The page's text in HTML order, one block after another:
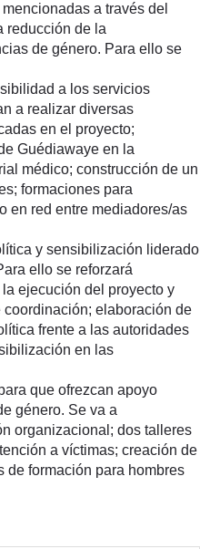
a través del
reducción de la
de género. Para ello se
a los servicios
a realizar diversas
en el proyecto;
Guédiawaye en la
médico; construcción de un
formaciones para
en red entre mediadores/as
y sensibilización liderado
ello se reforzará
ejecución del proyecto y
elaboración de
frente a las autoridades
en las
que ofrezcan apoyo
género. Se va a
organizacional; dos talleres
a víctimas; creación de
de formación para hombres